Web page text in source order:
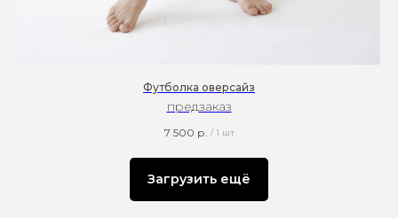
Футболка оверсайз
предзаказ
7 500 р. / 1 шт
Загрузить ещё